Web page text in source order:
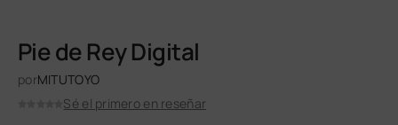
Pie de Rey Digital
porMITUTOYO
Sé el primero en reseñar